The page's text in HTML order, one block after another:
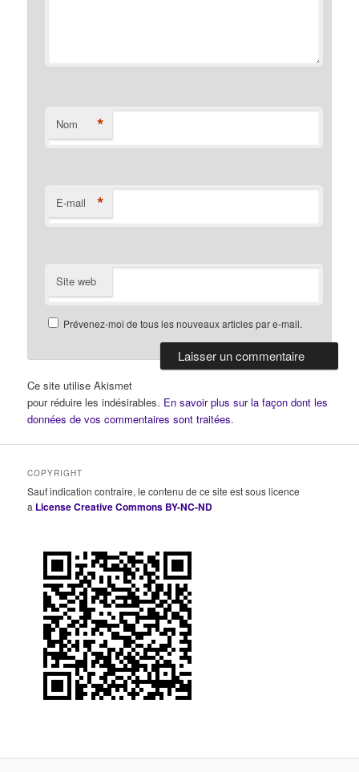
Nom *
E-mail *
Site web
Prévenez-moi de tous les nouveaux articles par e-mail.
Ce site utilise Akismet
pour réduire les indésirables. En savoir plus sur la façon dont les
données de vos commentaires sont traitées.
COPYRIGHT
Sauf indication contraire, le contenu de ce site est sous licence
a License Creative Commons BY-NC-ND